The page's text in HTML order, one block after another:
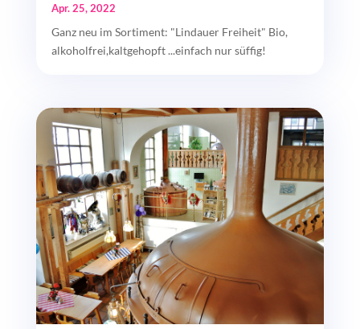
Apr. 25, 2022
Ganz neu im Sortiment: "Lindauer Freiheit" Bio,
alkoholfrei,kaltgehopft ...einfach nur süffig!